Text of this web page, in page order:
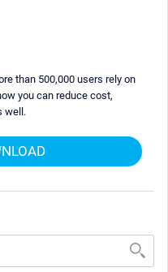
than 500,000 users rely on
you can reduce cost,
well.